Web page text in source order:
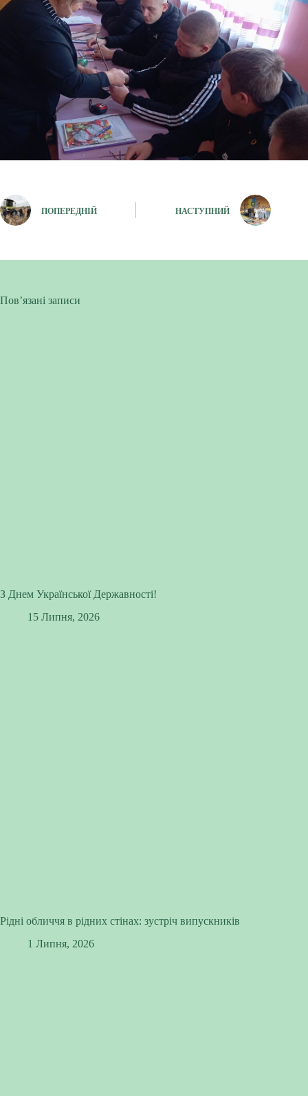
ПОПЕРЕДНІЙ НАСТУПНИЙ
Пов’язані записи
З Днем Української Державності!
15 Липня, 2026
Рідні обличчя в рідних стінах: зустріч випускників
1 Липня, 2026